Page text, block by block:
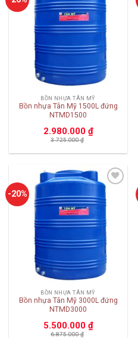
wishlist
BỒN NHỰA TÂN MỸ
Bồn nhựa Tân Mỹ 1500L đứng
NTMD1500
2.980.000 ₫
3.725.000₫
-20%
Add to
wishlist
BỒN NHỰA TÂN MỸ
Bồn nhựa Tân Mỹ 3000L đứng
NTMD3000
5.500.000 ₫
6.875.000₫